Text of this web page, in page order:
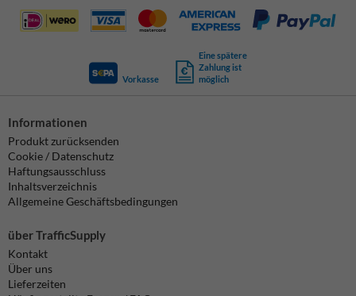
Vorkasse
Eine spätere
Zahlung ist
möglich
Informationen
Produkt zurücksenden
Cookie / Datenschutz
Haftungsausschluss
Inhaltsverzeichnis
Allgemeine Geschäftsbedingungen
über TrafficSupply
Kontakt
Über uns
Lieferzeiten